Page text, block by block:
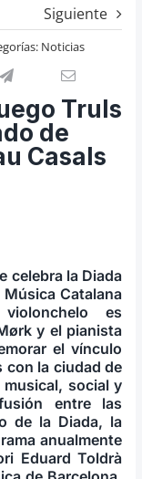
Siguiente
Noticias
Truls
de
Casals
celebra la Diada
Catalana
es
y el pianista
el vínculo
con la ciudad de
social y
entre las
de la Diada, la
anualmente
Eduard Toldrà